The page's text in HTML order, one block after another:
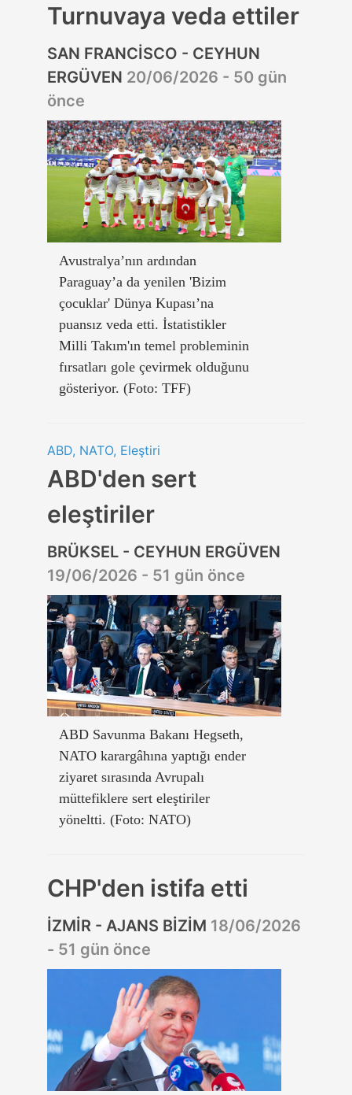
Turnuvaya veda ettiler
SAN FRANCİSCO - CEYHUN
ERGÜVEN 20/06/2026 - 50 gün
önce
Avustralya’nın ardından
Paraguay’a da yenilen 'Bizim
çocuklar' Dünya Kupası’na
puansız veda etti. İstatistikler
Milli Takım'ın temel probleminin
fırsatları gole çevirmek olduğunu
gösteriyor. (Foto: TFF)
ABD, NATO, Eleştiri
ABD'den sert
eleştiriler
BRÜKSEL - CEYHUN ERGÜVEN
19/06/2026 - 51 gün önce
ABD Savunma Bakanı Hegseth,
NATO karargâhına yaptığı ender
ziyaret sırasında Avrupalı
müttefiklere sert eleştiriler
yöneltti. (Foto: NATO)
CHP'den istifa etti
İZMİR - AJANS BİZİM 18/06/2026
- 51 gün önce